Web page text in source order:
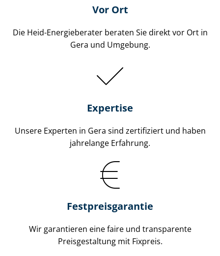
Vor Ort
Die Heid-Energieberater beraten Sie direkt vor Ort in
Gera und Umgebung.
Expertise
Unsere Experten in Gera sind zertifiziert und haben
jahrelange Erfahrung.
Fest­preis­ga­ran­tie
Wir garantieren eine faire und transparente
Preisgestaltung mit Fixpreis.